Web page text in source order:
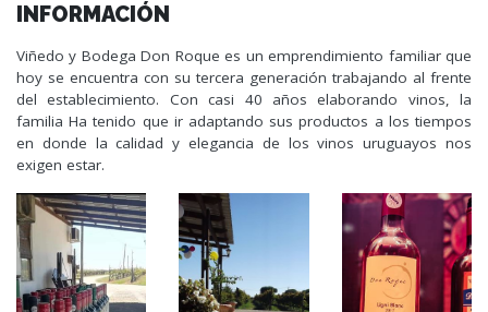
INFORMACIÓN
Viñedo y Bodega Don Roque es un emprendimiento familiar que
hoy se encuentra con su tercera generación trabajando al frente
del establecimiento. Con casi 40 años elaborando vinos, la
familia Ha tenido que ir adaptando sus productos a los tiempos
en donde la calidad y elegancia de los vinos uruguayos nos
exigen estar.